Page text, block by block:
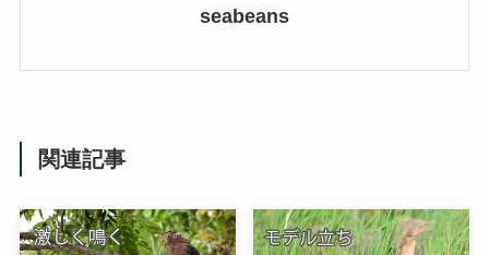
seabeans
関連記事